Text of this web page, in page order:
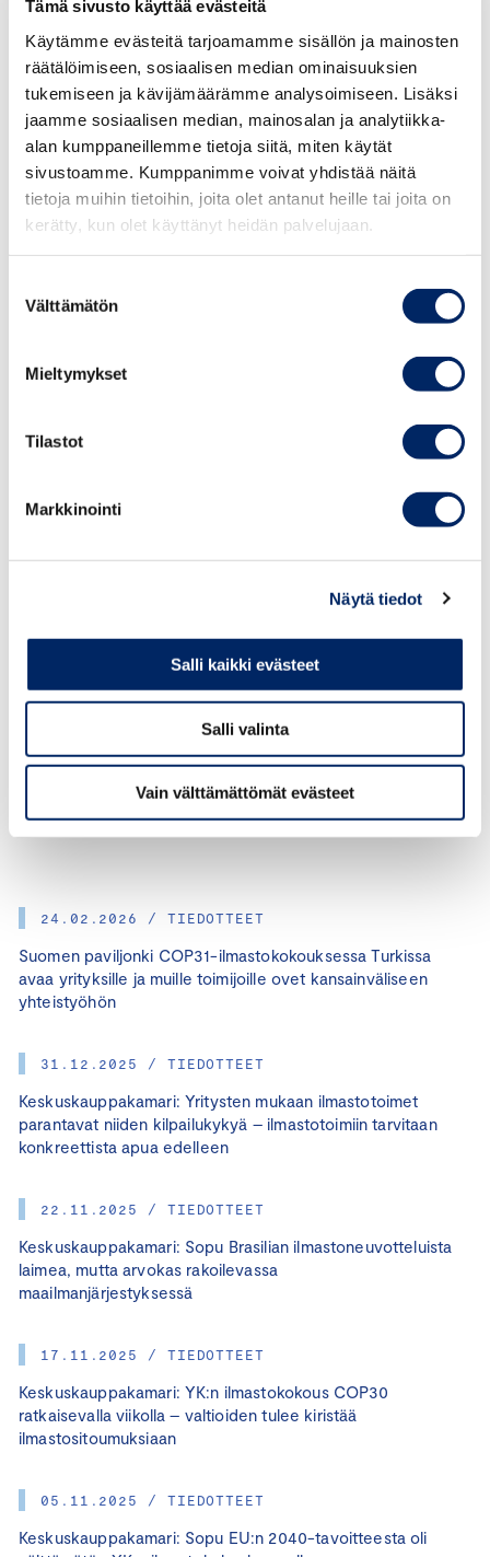
Tämä sivusto käyttää evästeitä
Käytämme evästeitä tarjoamamme sisällön ja mainosten
räätälöimiseen, sosiaalisen median ominaisuuksien
tukemiseen ja kävijämäärämme analysoimiseen. Lisäksi
jaamme sosiaalisen median, mainosalan ja analytiikka-
alan kumppaneillemme tietoja siitä, miten käytät
sivustoamme. Kumppanimme voivat yhdistää näitä
tietoja muihin tietoihin, joita olet antanut heille tai joita on
kerätty, kun olet käyttänyt heidän palvelujaan.
valinta
Välttämätön
Mieltymykset
Tilastot
Markkinointi
Näytä tiedot
Salli kaikki evästeet
Salli valinta
Vain välttämättömät evästeet
24.02.2026 / TIEDOTTEET
Suomen paviljonki COP31-ilmastokokouksessa Turkissa
avaa yrityksille ja muille toimijoille ovet kansainväliseen
yhteistyöhön
31.12.2025 / TIEDOTTEET
Keskuskauppakamari: Yritysten mukaan ilmastotoimet
parantavat niiden kilpailukykyä – ilmastotoimiin tarvitaan
konkreettista apua edelleen
22.11.2025 / TIEDOTTEET
Keskuskauppakamari: Sopu Brasilian ilmastoneuvotteluista
laimea, mutta arvokas rakoilevassa
maailmanjärjestyksessä
17.11.2025 / TIEDOTTEET
Keskuskauppakamari: YK:n ilmastokokous COP30
ratkaisevalla viikolla – valtioiden tulee kiristää
ilmastositoumuksiaan
05.11.2025 / TIEDOTTEET
Keskuskauppakamari: Sopu EU:n 2040-tavoitteesta oli
ilmastokokouksesta selvä viesti, että sovittu kurssi kohti
1,5 astetta pitää”, toteaa EK:n johtava ilmastoasiantuntija
Janne Peljo.
Vetoomuksen on koonnut maailmanlaajuinen We Mean
Business -koalitio. Kirjeellä on 228 allekirjoittajaa ympäri
maailman, mukaan lukien muun muassa IKEA, Volvo ja
Unilever. Myös 45 miljoonaa yritystä 100 eri maasta
edustava Kansainvälinen kauppakamari ICC on vedonnut
Teppo Säkkinen, elinkeino- ja ilmastoasiantuntija,
teppo.sakkinen@chamber.fi
Tuuli Kaskinen, toimitusjohtaja, Climate Leadership
Janne Peljo, johtava ilmastoasiantuntija, EK,
janne.peljo@ek.fi, +358 40 5285754
JAA ARTIKKELI: